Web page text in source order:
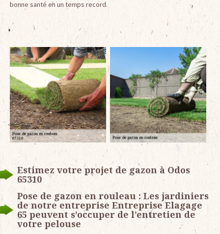
bonne santé en un temps record.
Estimez votre projet de gazon à Odos
65310
Pose de gazon en rouleau : Les jardiniers
de notre entreprise Entreprise Elagage
65 peuvent s’occuper de l’entretien de
votre pelouse